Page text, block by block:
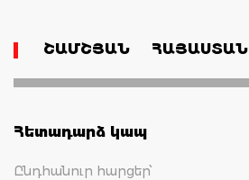
ՇԱՄՇՅԱՆ ՀԱՅԱՍՏԱՆ
Հետադարձ կապ
Ընդհանուր հարցեր՝